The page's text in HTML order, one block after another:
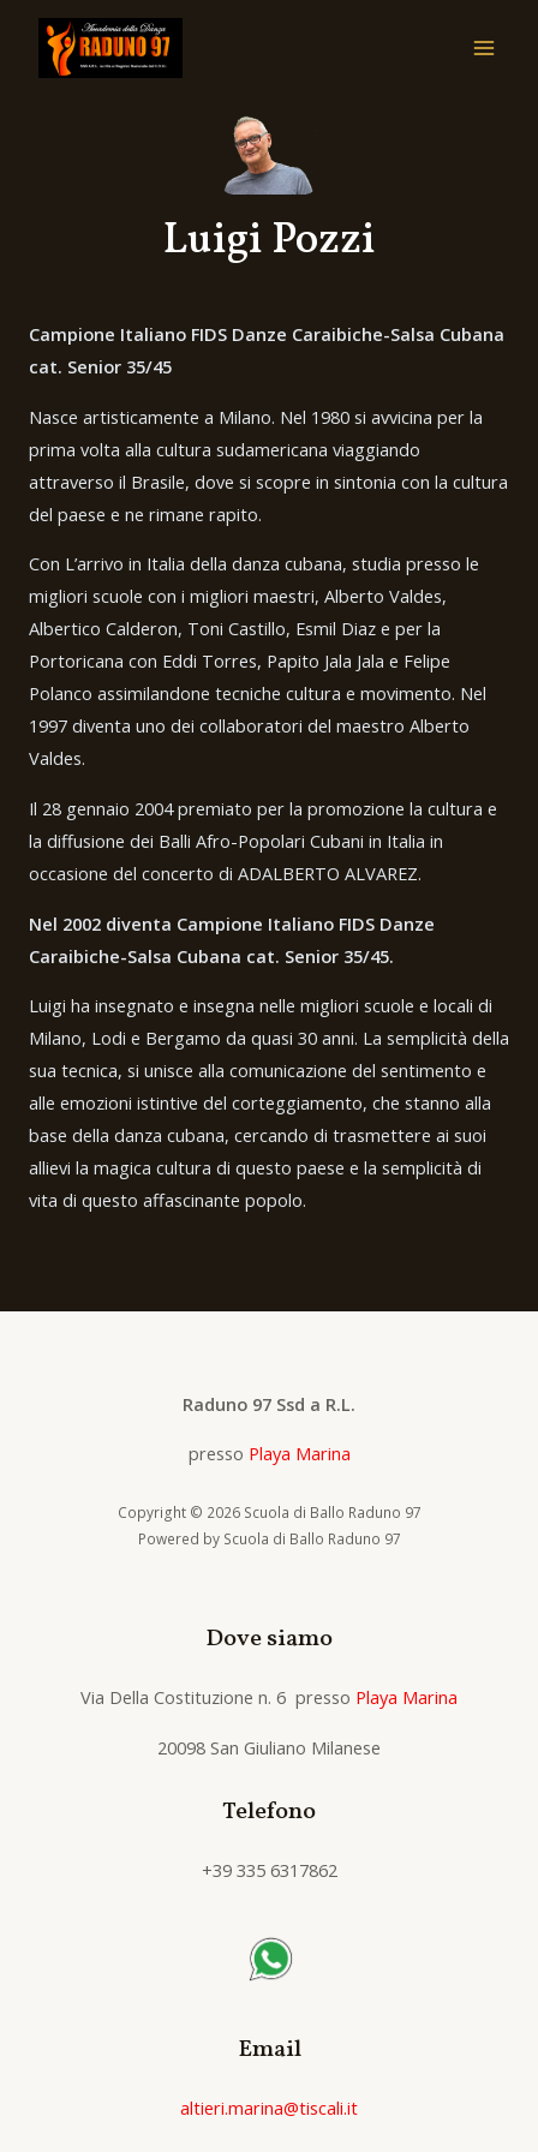
Luigi Pozzi
Campione Italiano FIDS Danze Caraibiche-Salsa Cubana
cat. Senior 35/45
Nasce artisticamente a Milano. Nel 1980 si avvicina per la
prima volta alla cultura sudamericana viaggiando
attraverso il Brasile, dove si scopre in sintonia con la cultura
del paese e ne rimane rapito.
Con L’arrivo in Italia della danza cubana, studia presso le
migliori scuole con i migliori maestri, Alberto Valdes,
Albertico Calderon, Toni Castillo, Esmil Diaz e per la
Portoricana con Eddi Torres, Papito Jala Jala e Felipe
Polanco assimilandone tecniche cultura e movimento. Nel
1997 diventa uno dei collaboratori del maestro Alberto
Valdes.
Il 28 gennaio 2004 premiato per la promozione la cultura e
la diffusione dei Balli Afro-Popolari Cubani in Italia in
occasione del concerto di ADALBERTO ALVAREZ.
Nel 2002 diventa Campione Italiano FIDS Danze
Caraibiche-Salsa Cubana cat. Senior 35/45.
Luigi ha insegnato e insegna nelle migliori scuole e locali di
Milano, Lodi e Bergamo da quasi 30 anni. La semplicità della
sua tecnica, si unisce alla comunicazione del sentimento e
alle emozioni istintive del corteggiamento, che stanno alla
base della danza cubana, cercando di trasmettere ai suoi
allievi la magica cultura di questo paese e la semplicità di
vita di questo affascinante popolo.
Raduno 97 Ssd a R.L.
presso Playa Marina
Copyright © 2026 Scuola di Ballo Raduno 97
Powered by Scuola di Ballo Raduno 97
Dove siamo
Via Della Costituzione n. 6 presso Playa Marina
20098 San Giuliano Milanese
Telefono
+39 335 6317862
Email
altieri.marina@tiscali.it